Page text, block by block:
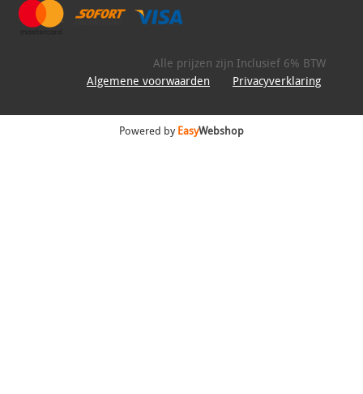
Alle prijzen zijn Inclusief 6% BTW
Algemene voorwaarden
Privacyverklaring
Powered byEasyWebshop